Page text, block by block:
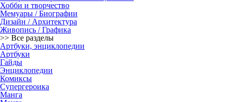
Хобби и творчество
Мемуары / Биографии
Дизайн / Архитектура
Живопись / Графика
>> Все разделы
Артбуки, энциклопедии
Артбуки
Гайды
Энциклопедии
Комиксы
Супергероика
Манга